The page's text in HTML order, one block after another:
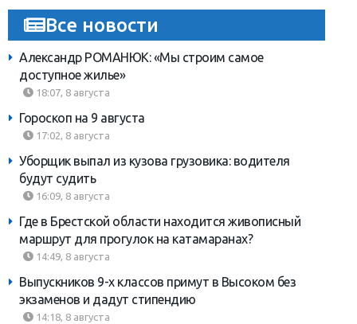
Все новости
Александр РОМАНЮК: «Мы строим самое
доступное жилье»
18:07, 8 августа
Гороскоп на 9 августа
17:02, 8 августа
Уборщик выпал из кузова грузовика: водителя
будут судить
16:09, 8 августа
Где в Брестской области находится живописный
маршрут для прогулок на катамаранах?
14:49, 8 августа
Выпускников 9-х классов примут в Высоком без
экзаменов и дадут стипендию
14:18, 8 августа